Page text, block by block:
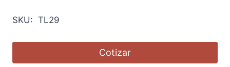
SKU: TL29
Cotizar